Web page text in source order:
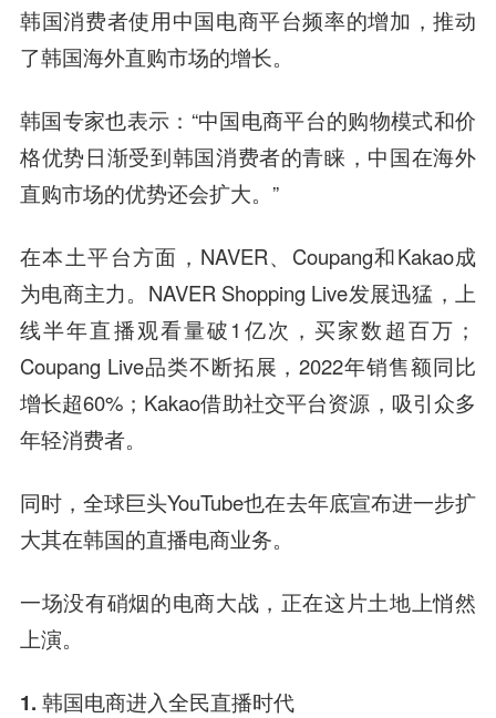
韩国消费者使用中国电商平台频率的增加，推动
了韩国海外直购市场的增长。
韩国专家也表示：“中国电商平台的购物模式和价
格优势日渐受到韩国消费者的青睐，中国在海外
直购市场的优势还会扩大。”
在本土平台方面，NAVER、Coupang和Kakao成
为电商主力。NAVER Shopping Live发展迅猛，上
线半年直播观看量破1亿次，买家数超百万；
Coupang Live品类不断拓展，2022年销售额同比
增长超60%；Kakao借助社交平台资源，吸引众多
年轻消费者。
同时，全球巨头YouTube也在去年底宣布进一步扩
大其在韩国的直播电商业务。
一场没有硝烟的电商大战，正在这片土地上悄然
上演。
1. 韩国电商进入全民直播时代